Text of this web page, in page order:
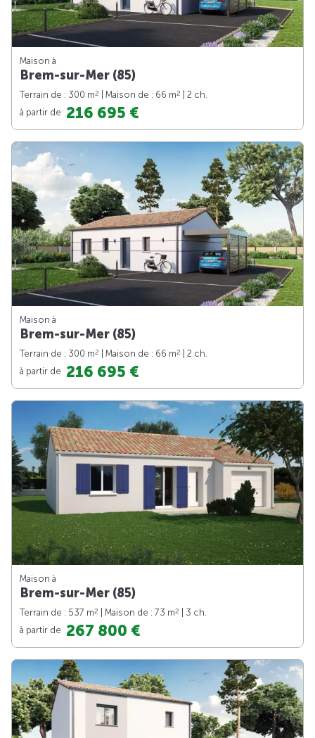
Maison à
Brem-sur-Mer (85)
Terrain de : 300 m2 | Maison de : 66 m2
| 2 ch.
à partir de 216 695 €
Maison à
Brem-sur-Mer (85)
Terrain de : 300 m2 | Maison de : 66 m2
| 2 ch.
à partir de 216 695 €
Maison à
Brem-sur-Mer (85)
Terrain de : 537 m2 | Maison de : 73 m2
| 3 ch.
à partir de 267 800 €